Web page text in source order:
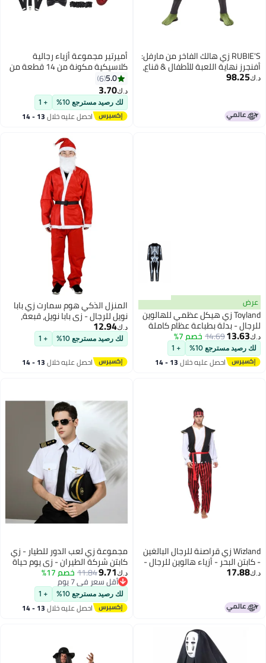
RUBIE'S زي هالك الفاخر من مارفل:
أفنجرز نهاية اللعبة للأطفال & قناع،
كبير
د.ك‏98.25
أميرتير مجموعة أزياء رجالية
كلاسيكية مكونة من 14 قطعة من
عشرينيات القرن العشرين
5.0
6
د.ك‏3.70
لك رصيد مسترجع 10% + 1
احصل عليه خلال 13 - 14
عرض
Toyland زي هيكل عظمي للهالوين
للرجال - بدلة بطباعة عظام كاملة
الجسم
د.ك‏13.63
14.69خصم 7%
لك رصيد مسترجع 10% + 1
احصل عليه خلال 13 - 14
المنزل الذكي هوم سمارت زي بابا
نويل للرجال - زي بابا نويل، قبعة،
حزام، شارب ولحية، مظهر بابا نويل
كامل لحفلات عيد الميلاد والتنكر.
د.ك‏12.94
لك رصيد مسترجع 10% + 1
احصل عليه خلال 13 - 14
Wizland زي قراصنة للرجال البالغين
- كابتن البحر - أزياء هالوين للرجال -
زي قراصنة لحفلة تنكرية M
د.ك‏17.88
مجموعة زي لعب الدور للطيار - زي
كابتن شركة الطيران - زي يوم حياة
(مجموعة تتضمن: قميص قصير
الأكمام + بنطلون + حزام جلدي +
نظارات شمسية الطيار + قبعة
الكابتن + ربطة + epaulettes قابلة
د.ك‏9.71
11.84خصم 17%
أقل سعر في 7 يوم
أقل سعر في 7 يوم
لك رصيد مسترجع 10% + 1
احصل عليه خلال 13 - 14